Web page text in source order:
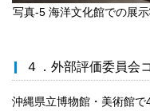
写真-5 海洋文化館での展
４．外部評価委員会
沖縄県立博物館・美術館